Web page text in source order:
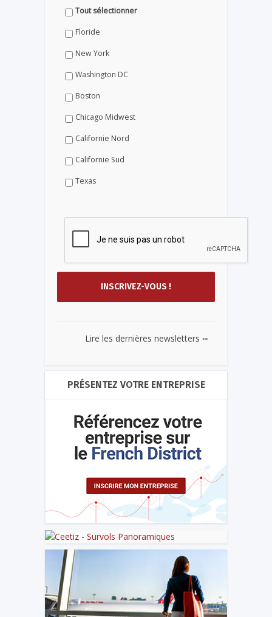
Tout sélectionner
Floride
New York
Washington DC
Boston
Chicago Midwest
Californie Nord
Californie Sud
Texas
Lire les dernières newsletters ...
PRÉSENTEZ VOTRE ENTREPRISE